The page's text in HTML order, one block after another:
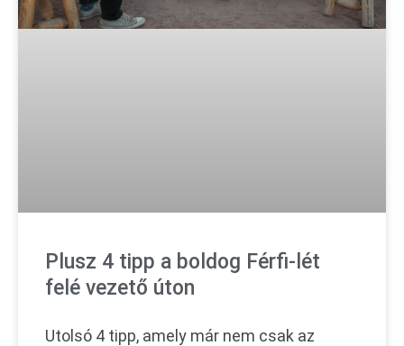
Plusz 4 tipp a boldog Férfi-lét
felé vezető úton
Utolsó 4 tipp, amely már nem csak az